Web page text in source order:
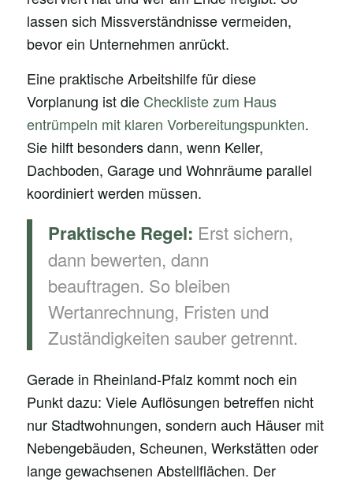
lassen sich Missverständnisse vermeiden,
bevor ein Unternehmen anrückt.
Eine praktische Arbeitshilfe für diese
Vorplanung ist die Checkliste zum Haus
entrümpeln mit klaren Vorbereitungspunkten.
Sie hilft besonders dann, wenn Keller,
Dachboden, Garage und Wohnräume parallel
koordiniert werden müssen.
Praktische Regel: Erst sichern,
dann bewerten, dann
beauftragen. So bleiben
Wertanrechnung, Fristen und
Zuständigkeiten sauber getrennt.
Gerade in Rheinland-Pfalz kommt noch ein
Punkt dazu: Viele Auflösungen betreffen nicht
nur Stadtwohnungen, sondern auch Häuser mit
Nebengebäuden, Scheunen, Werkstätten oder
lange gewachsenen Abstellflächen. Der